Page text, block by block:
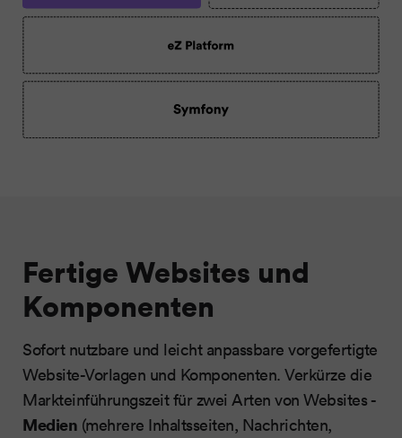
Fertige Websites und
Komponenten
Sofort nutzbare und leicht anpassbare vorgefertigte
Website-Vorlagen und Komponenten. Verkürze die
Markteinführungszeit für zwei Arten von Websites -
Medien (mehrere Inhaltsseiten, Nachrichten,